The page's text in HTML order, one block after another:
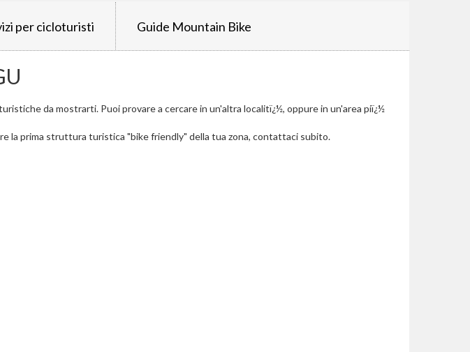
per cicloturisti Guide Mountain Bike
da mostrarti. Puoi provare a cercare in un'altra localitï¿½, oppure in un'area piï¿½
la prima struttura turistica "bike friendly" della tua zona, contattaci subito.